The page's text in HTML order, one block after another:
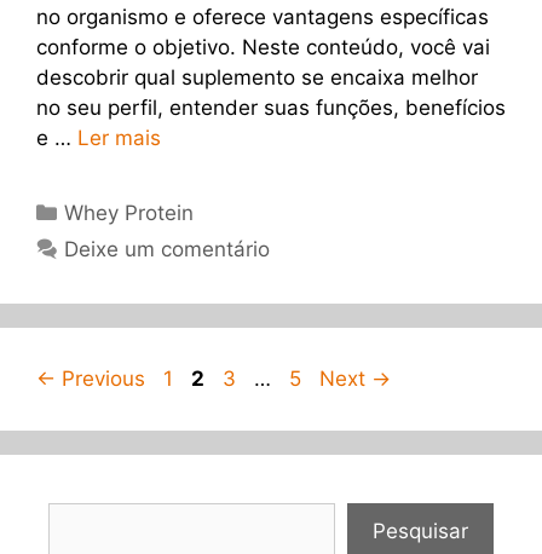
no organismo e oferece vantagens específicas
conforme o objetivo. Neste conteúdo, você vai
descobrir qual suplemento se encaixa melhor
no seu perfil, entender suas funções, benefícios
e … Ler mais
Categorias
Whey Protein
Deixe um comentário
← Previous Page
1 Page
2 Page
3 … Page
5 Next →
Pesquisar